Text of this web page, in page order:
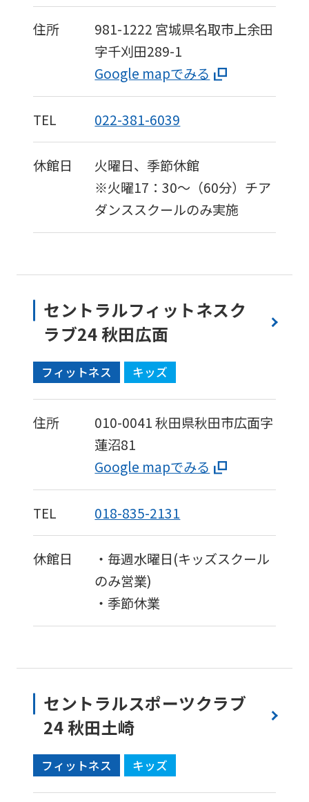
住所 981-1222 宮城県名取市上余田
字千刈田289-1
Google mapでみる
TEL 022-381-6039
休館日
火曜日、季節休館
※火曜17：30〜（60分）チア
ダンススクールのみ実施
セントラルフィットネスク
ラブ24 秋田広面
フィットネス キッズ
住所 010-0041秋田県秋田市広面字
蓮沼81
Google mapでみる
TEL 018-835-2131
休館日
・毎週水曜日(キッズスクール
のみ営業)
・季節休業
セントラルスポーツクラブ
24 秋田土崎
フィットネス キッズ
For
foreigners
Sports
website
is
automatically
Click
the
below
(start
automatic
to
to
top
page.
However,
automatic
service,
the
Japanese